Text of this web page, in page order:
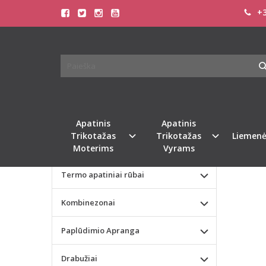
Apatinis
Trikotažas
Moterims
Apatinis
Trikotažas
Vyrams
Valentino dienos dovana
Liemenėlės
Termo apatiniai rūbai
Kombinezonai
Paplūdimio Apranga
Drabužiai